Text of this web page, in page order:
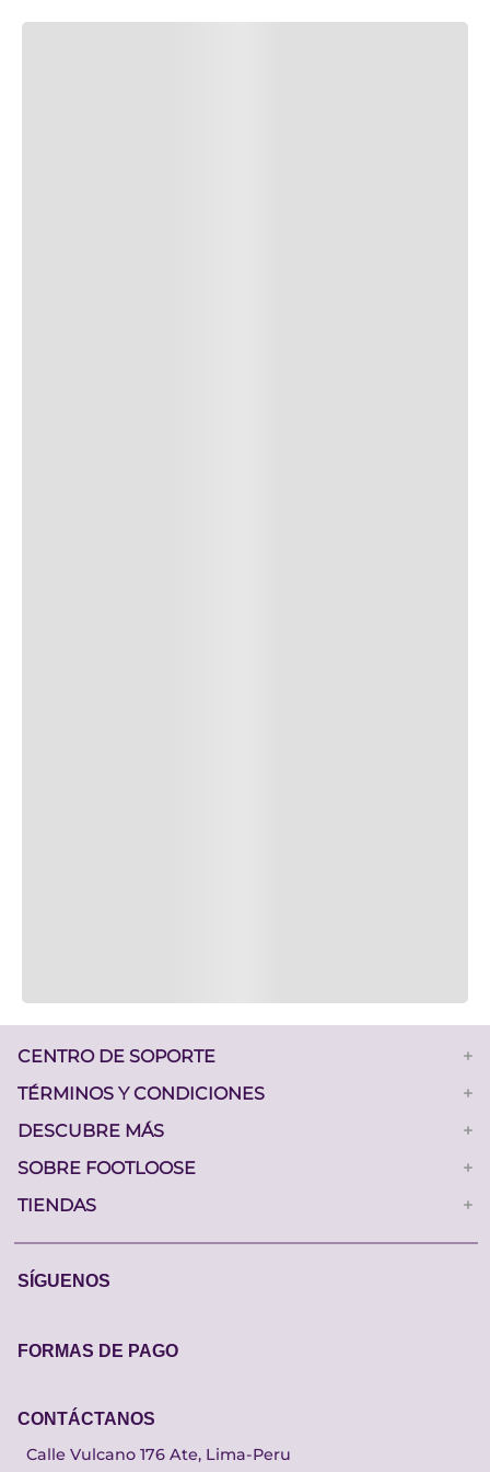
CENTRO DE SOPORTE
+
TÉRMINOS Y CONDICIONES
+
DESCUBRE MÁS
+
SOBRE FOOTLOOSE
+
TIENDAS
+
SÍGUENOS
FORMAS DE PAGO
CONTÁCTANOS
Calle Vulcano 176 Ate, Lima-Peru